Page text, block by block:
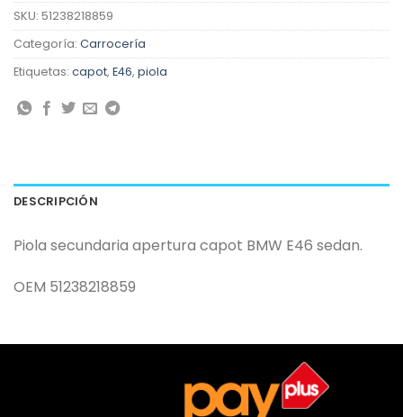
SKU: 51238218859
Categoría: Carrocería
Etiquetas: capot, E46, piola
DESCRIPCIÓN
Piola secundaria apertura capot BMW E46 sedan.
OEM 51238218859